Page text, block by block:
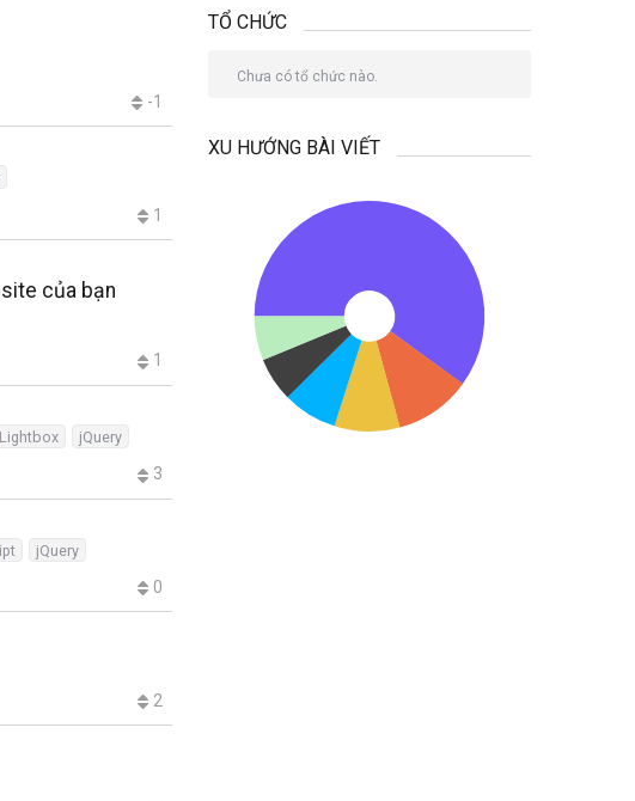
-1
1
của bạn
1
Lightbox jQuery
3
jQuery
0
2
TỔ CHỨC
Chưa có tổ chức nào.
XU HƯỚNG BÀI VIẾT